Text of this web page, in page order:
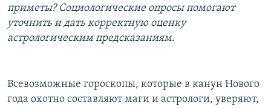
приметы? Социологические опросы помогают
уточнить и дать корректную оценку
астрологическим предсказаниям.
Всевозможные гороскопы, которые в канун Нового
года охотно составляют маги и астрологи, уверяют,